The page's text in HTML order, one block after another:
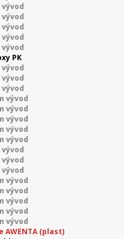
vývod
vývod
vývod
vývod
vývod
PK
vývod
vývod
vývod
vývod
vývod
vývod
vývod
vývod
vývod
vývod
vývod
vývod
vývod
vývod
vývod
vývod
AWENTA (plast)